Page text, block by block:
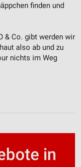
finden und
& Co. gibt werden wir
also ab und zu
nichts im Weg
in